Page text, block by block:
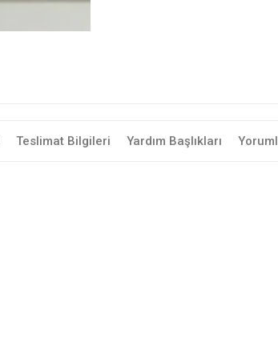
Teslimat Bilgileri Yardım Başlıkları